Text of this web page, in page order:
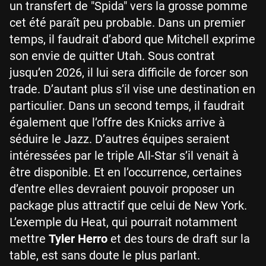
un transfert de "Spida" vers la grosse pomme
cet été paraît peu probable. Dans un premier
temps, il faudrait d’abord que Mitchell exprime
son envie de quitter Utah. Sous contrat
jusqu’en 2026, il lui sera difficile de forcer son
trade. D’autant plus s’il vise une destination en
particulier. Dans un second temps, il faudrait
également que l’offre des Knicks arrive à
séduire le Jazz. D’autres équipes seraient
intéressées par le triple All-Star s’il venait à
être disponible. Et en l’occurrence, certaines
d’entre elles devraient pouvoir proposer un
package plus attractif que celui de New York.
L’exemple du Heat, qui pourrait notamment
mettre Tyler Herro et des tours de draft sur la
table, est sans doute le plus parlant.